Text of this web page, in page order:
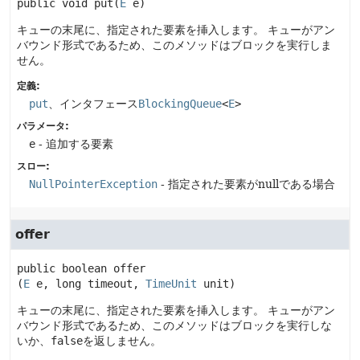
public void put ( E e)
キューの末尾に、指定された要素を挿入します。
キューがアン
バウンド形式であるため、このメソッドはブロックを実行しま
せん。
定義:
put 、インタフェースBlockingQueue<E>
パラメータ:
e - 追加する要素
スロー:
NullPointerException - 指定された要素がnullである場合
offer
public boolean offer
(E e, long timeout, TimeUnit unit)
キューの末尾に、指定された要素を挿入します。
キューがアン
バウンド形式であるため、このメソッドはブロックを実行しな
いか、 falseを返しません。